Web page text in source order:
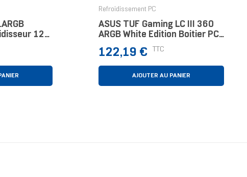
12
Refroidissement PC
ASUS TUF Gaming LC III 360
ARGB White Edition Boitier PC
Kit Watercooling 12 Cm Blanc
Prix
122,19 € TTC
AJOUTER AU PANIER